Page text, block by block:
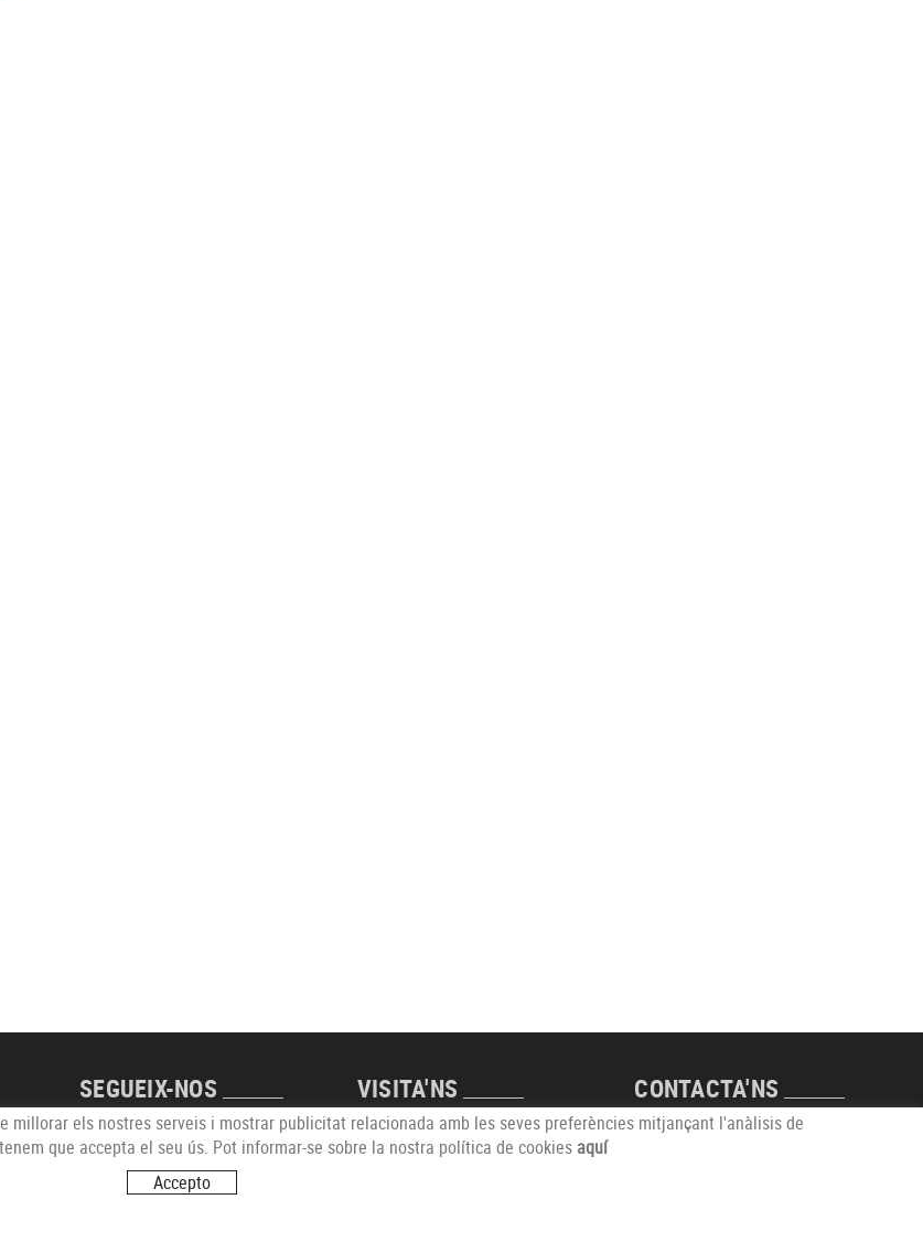
SEGUEIX-NOS VISITA'NS
Carrer del Futur, s/n
17251 CALONGE (Girona)
CONTACTA'NS
info@comerciantsdecalonge.com
millorar els nostres serveis i mostrar publicitat relacionada amb les seves preferències mitjançant l'anàlisis de
que accepta el seu ús. Pot informar-se sobre la nostra política de cookies aquí
Accepto